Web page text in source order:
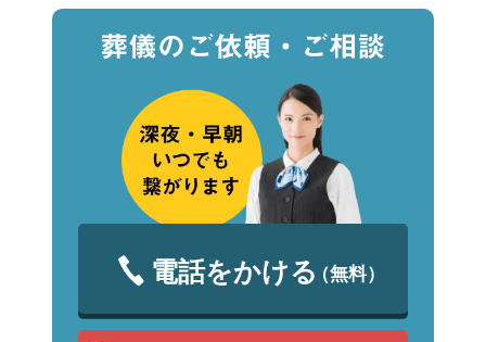
電話をかける（無料）